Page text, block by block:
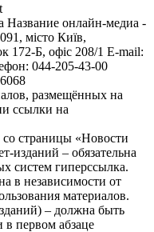
Название онлайн-медиа -
місто Київ,
Б, офіс 208/1 E-mail:
044-205-43-00
размещённых на
ссылки на
страницы «Новости
изданий – обязательна
систем гиперссылка.
в независимости от
материалов.
– должна быть
в первом абзаце